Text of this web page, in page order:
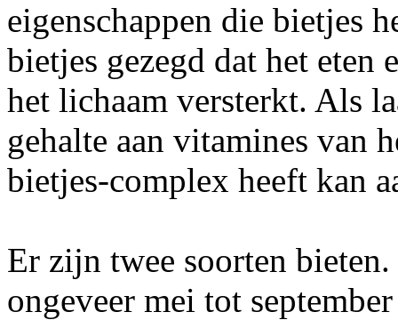
eigenschappen die bietjes
bietjes gezegd dat het eten
het lichaam versterkt. Als
gehalte aan vitamines van
bietjes-complex heeft kan
Er zijn twee soorten
ongeveer mei tot